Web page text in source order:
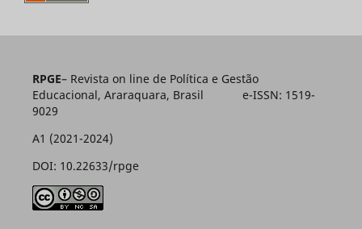
RPGE– Revista on line de Política e Gestão
Educacional, Araraquara, Brasil e-ISSN: 1519-
9029
A1 (2021-2024)
DOI: 10.22633/rpge